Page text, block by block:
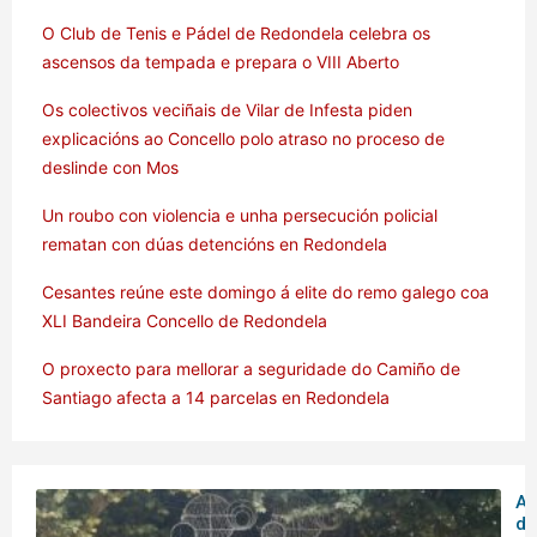
O Club de Tenis e Pádel de Redondela celebra os
ascensos da tempada e prepara o VIII Aberto
Os colectivos veciñais de Vilar de Infesta piden
explicacións ao Concello polo atraso no proceso de
deslinde con Mos
Un roubo con violencia e unha persecución policial
rematan con dúas detencións en Redondela
Cesantes reúne este domingo á elite do remo galego coa
XLI Bandeira Concello de Redondela
O proxecto para mellorar a seguridade do Camiño de
Santiago afecta a 14 parcelas en Redondela